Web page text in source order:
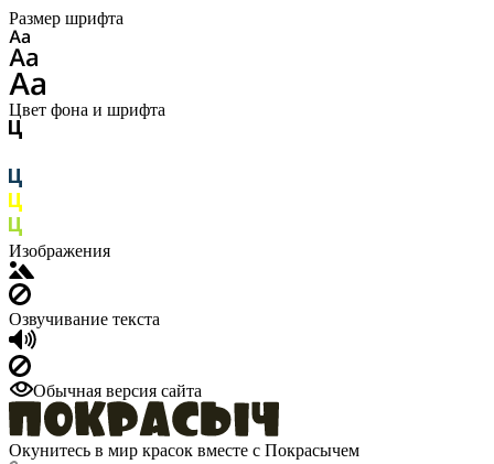
Размер шрифта
Цвет фона и шрифта
Изображения
Озвучивание текста
Обычная версия сайта
Окунитесь в мир красок вместе с Покрасычем